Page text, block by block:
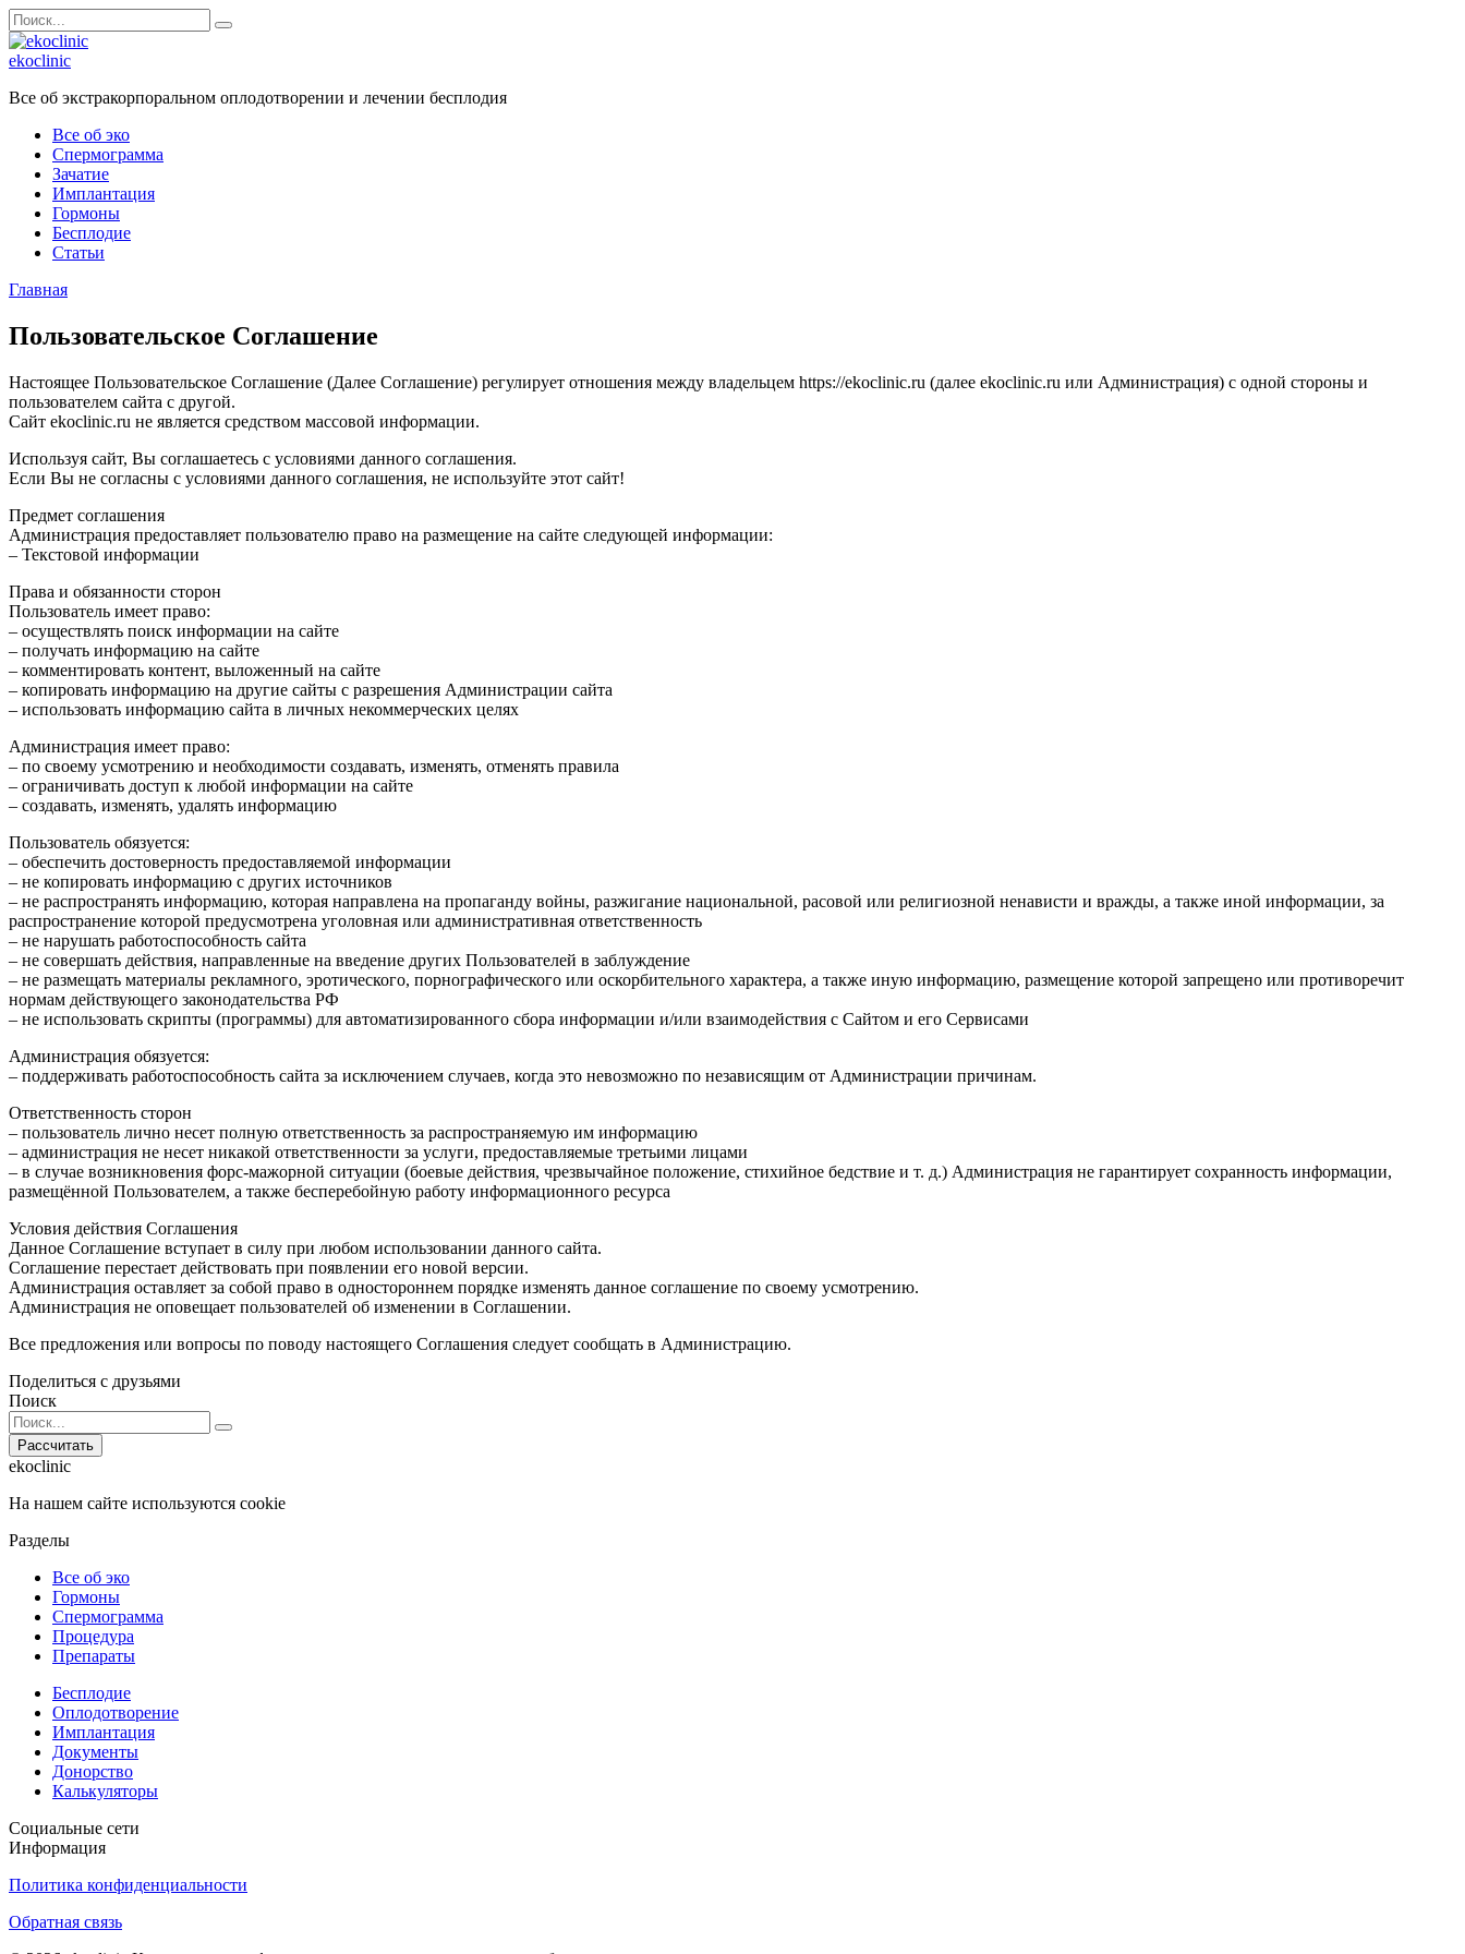
Перейти
к
содержанию
Search
for:
ekoclinic
Все об экстракорпоральном оплодотворении и лечении бесплодия
Все об эко
Спермограмма
Зачатие
Имплантация
Гормоны
Бесплодие
Статьи
Главная
Пользовательское Соглашение
Настоящее Пользовательское Соглашение (Далее Соглашение) регулирует отношения между владельцем https://ekoclinic.ru (далее ekoclinic.ru или Администрация) с одной стороны и
пользователем сайта с другой.
Сайт ekoclinic.ru не является средством массовой информации.
Используя сайт, Вы соглашаетесь с условиями данного соглашения.
Если Вы не согласны с условиями данного соглашения, не используйте этот сайт!
Предмет соглашения
Администрация предоставляет пользователю право на размещение на сайте следующей информации:
– Текстовой информации
Права и обязанности сторон
Пользователь имеет право:
– осуществлять поиск информации на сайте
– получать информацию на сайте
– комментировать контент, выложенный на сайте
– копировать информацию на другие сайты с разрешения Администрации сайта
– использовать информацию сайта в личных некоммерческих целях
Администрация имеет право:
– по своему усмотрению и необходимости создавать, изменять, отменять правила
– ограничивать доступ к любой информации на сайте
– создавать, изменять, удалять информацию
Пользователь обязуется:
– обеспечить достоверность предоставляемой информации
– не копировать информацию с других источников
– не распространять информацию, которая направлена на пропаганду войны, разжигание национальной, расовой или религиозной ненависти и вражды, а также иной информации, за
распространение которой предусмотрена уголовная или административная ответственность
– не нарушать работоспособность сайта
– не совершать действия, направленные на введение других Пользователей в заблуждение
– не размещать материалы рекламного, эротического, порнографического или оскорбительного характера, а также иную информацию, размещение которой запрещено или противоречит
нормам действующего законодательства РФ
– не использовать скрипты (программы) для автоматизированного сбора информации и/или взаимодействия с Сайтом и его Сервисами
Администрация обязуется:
– поддерживать работоспособность сайта за исключением случаев, когда это невозможно по независящим от Администрации причинам.
Ответственность сторон
– пользователь лично несет полную ответственность за распространяемую им информацию
– администрация не несет никакой ответственности за услуги, предоставляемые третьими лицами
– в случае возникновения форс-мажорной ситуации (боевые действия, чрезвычайное положение, стихийное бедствие и т. д.) Администрация не гарантирует сохранность информации,
размещённой Пользователем, а также бесперебойную работу информационного ресурса
Условия действия Соглашения
Данное Соглашение вступает в силу при любом использовании данного сайта.
Соглашение перестает действовать при появлении его новой версии.
Администрация оставляет за собой право в одностороннем порядке изменять данное соглашение по своему усмотрению.
Администрация не оповещает пользователей об изменении в Соглашении.
Все предложения или вопросы по поводу настоящего Соглашения следует сообщать в Администрацию.
Поделиться с друзьями
Поиск
Search
for:
ekoclinic
На нашем сайте используются cookie
Разделы
Все об эко
Гормоны
Спермограмма
Процедура
Препараты
Бесплодие
Оплодотворение
Имплантация
Документы
Донорство
Калькуляторы
Социальные сети
Информация
Политика конфиденциальности
Обратная связь